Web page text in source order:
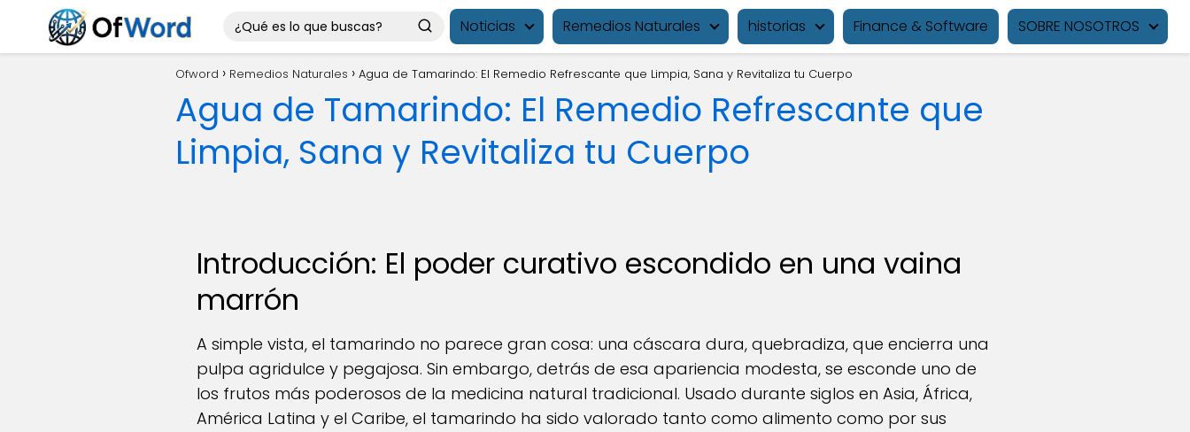
Noticias Remedios Naturales historias Finance & Software SOBRE NOSOTROS
Ofword Remedios Naturales Agua de Tamarindo: El Remedio Refrescante que Limpia, Sana y Revitaliza tu Cuerpo
Agua de Tamarindo: El Remedio Refrescante que
Limpia, Sana y Revitaliza tu Cuerpo
Introducción: El poder curativo escondido en una vaina
marrón
A simple vista, el tamarindo no parece gran cosa: una cáscara dura, quebradiza, que encierra una
pulpa agridulce y pegajosa. Sin embargo, detrás de esa apariencia modesta, se esconde uno de
los frutos más poderosos de la medicina natural tradicional. Usado durante siglos en Asia, África,
América Latina y el Caribe, el tamarindo ha sido valorado tanto como alimento como por sus